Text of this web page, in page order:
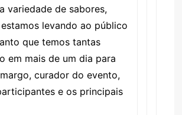
variedade de sabores,
levando ao público
que temos tantas
em mais de um dia para
curador do evento,
e os principais